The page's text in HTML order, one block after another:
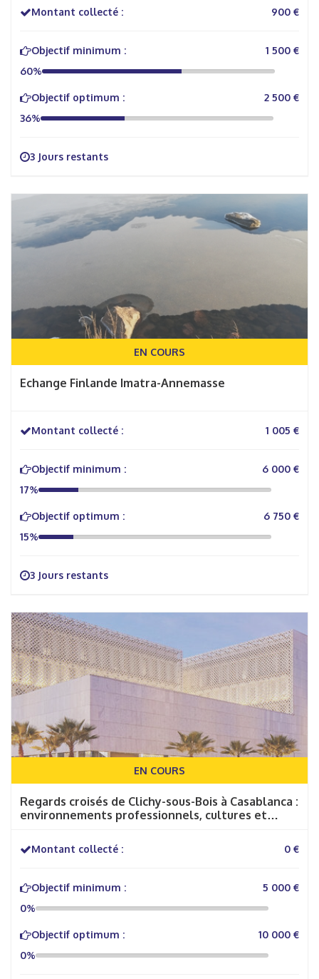
Montant collecté : 900 €
Objectif minimum :
1 500 €
60%
Objectif optimum :
2 500 €
36%
3 Jours restants
EN COURS
Echange Finlande Imatra-Annemasse
Montant collecté : 1 005 €
Objectif minimum :
6 000 €
17%
Objectif optimum :
6 750 €
15%
3 Jours restants
EN COURS
Regards croisés de Clichy-sous-Bois à Casablanca :
environnements professionnels, cultures et
Montant collecté : 0 €
Objectif minimum :
5 000 €
0%
Objectif optimum :
10 000 €
0%